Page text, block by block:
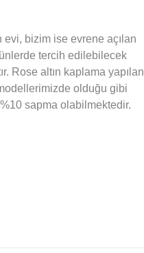
evi, bizim ise evrene açılan
tercih edilebilecek
Rose altın kaplama yapılan
olduğu gibi
sapma olabilmektedir.